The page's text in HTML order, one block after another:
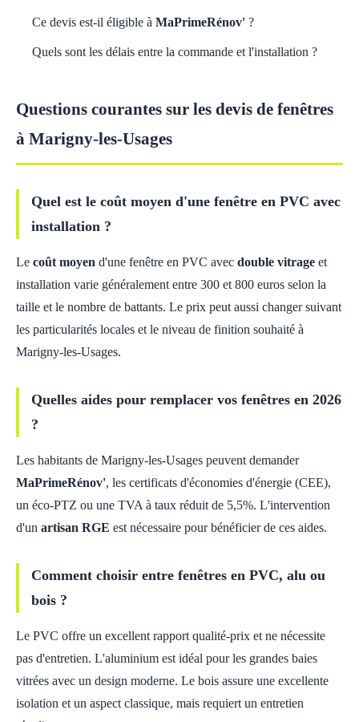
Ce devis est-il éligible à MaPrimeRénov' ?
Quels sont les délais entre la commande et l'installation ?
Questions courantes sur les devis de fenêtres
à Marigny-les-Usages
Quel est le coût moyen d'une fenêtre en PVC avec
installation ?
Le coût moyen d'une fenêtre en PVC avec double vitrage et
installation varie généralement entre 300 et 800 euros selon la
taille et le nombre de battants. Le prix peut aussi changer suivant
les particularités locales et le niveau de finition souhaité à
Marigny-les-Usages.
Quelles aides pour remplacer vos fenêtres en 2026
?
Les habitants de Marigny-les-Usages peuvent demander
MaPrimeRénov', les certificats d'économies d'énergie (CEE),
un éco-PTZ ou une TVA à taux réduit de 5,5%. L'intervention
d'un artisan RGE est nécessaire pour bénéficier de ces aides.
Comment choisir entre fenêtres en PVC, alu ou
bois ?
Le PVC offre un excellent rapport qualité-prix et ne nécessite
pas d'entretien. L'aluminium est idéal pour les grandes baies
vitrées avec un design moderne. Le bois assure une excellente
isolation et un aspect classique, mais requiert un entretien